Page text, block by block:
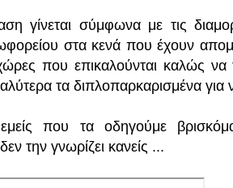
γίνεται σύμφωνα με τις
στα κενά που έχουν
που επικαλούνται καλώς
τα διπλοπαρκαρισμένα για
που τα οδηγούμε
την γνωρίζει κανείς ...